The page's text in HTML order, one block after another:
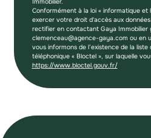
Conformément à la loi « informatique et
exercer votre droit d'accès aux
rectifier en contactant Gaya Immobilier
clemenceau@agence-gaya.com ou en
vous informons de l’existence de la
téléphonique « Bloctel », sur laquelle
https://www.bloctel.gouv.fr/